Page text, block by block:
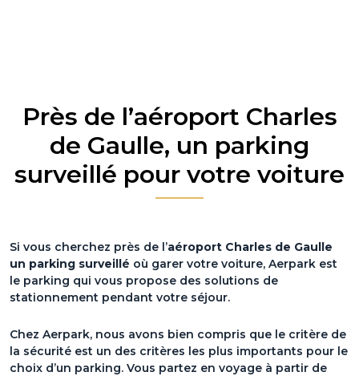
Près de l’aéroport Charles
de Gaulle, un parking
surveillé pour votre voiture
Si vous cherchez près de l’aéroport Charles de Gaulle
un parking surveillé où garer votre voiture, Aerpark est
le parking qui vous propose des solutions de
stationnement pendant votre séjour.
Chez Aerpark, nous avons bien compris que le critère de
la sécurité est un des critères les plus importants pour le
choix d’un parking. Vous partez en voyage à partir de